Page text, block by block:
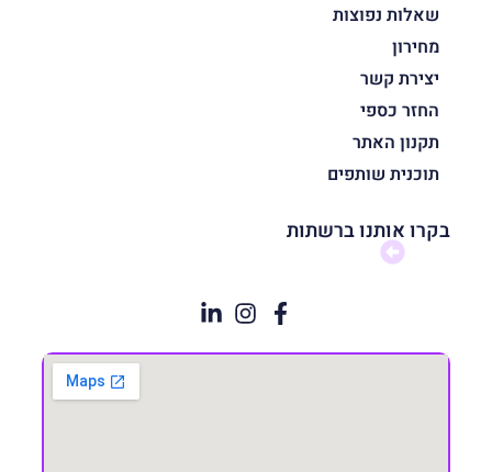
שאלות נפוצות
מחירון
יצירת קשר
החזר כספי
תקנון האתר
תוכנית שותפים
בקרו אותנו ברשתות